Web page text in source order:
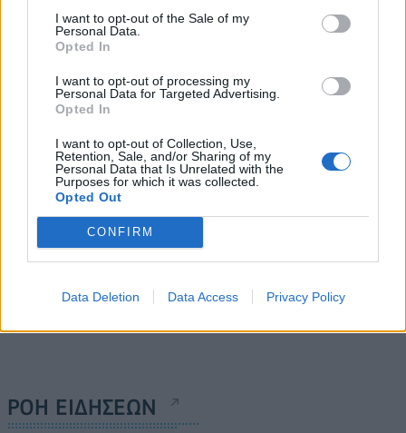
I want to opt-out of the Sale of my
Personal Data.
Opted In
I want to opt-out of processing my
Personal Data for Targeted Advertising.
Opted In
I want to opt-out of Collection, Use,
Retention, Sale, and/or Sharing of my
Personal Data that Is Unrelated with the
Purposes for which it was collected.
Opted Out
CONFIRM
Data Deletion Data Access Privacy Policy
Eurobank Holdings:
Εντάσσεται στην UN-
Convened Net-Zero
Banking Alliance
20/06/2024 - 13:55
στον τομέα της παιδικής
προστασίας
ΡΟΗ ΕΙΔΗΣΕΩΝ